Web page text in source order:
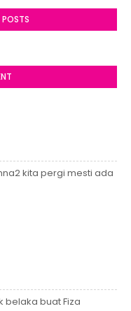
POSTS
kita pergi mesti ada
buat Fiza